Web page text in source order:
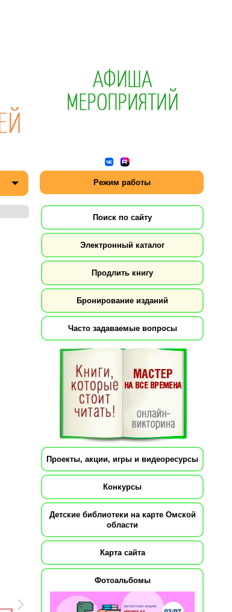
Режим работы
Поиск по сайту
Электронный каталог
Продлить книгу
Бронирование изданий
Часто задаваемые вопросы
Проекты, акции, игры и видеоресурсы
Конкурсы
Детские библиотеки на карте Омской
области
Карта сайта
Фотоальбомы